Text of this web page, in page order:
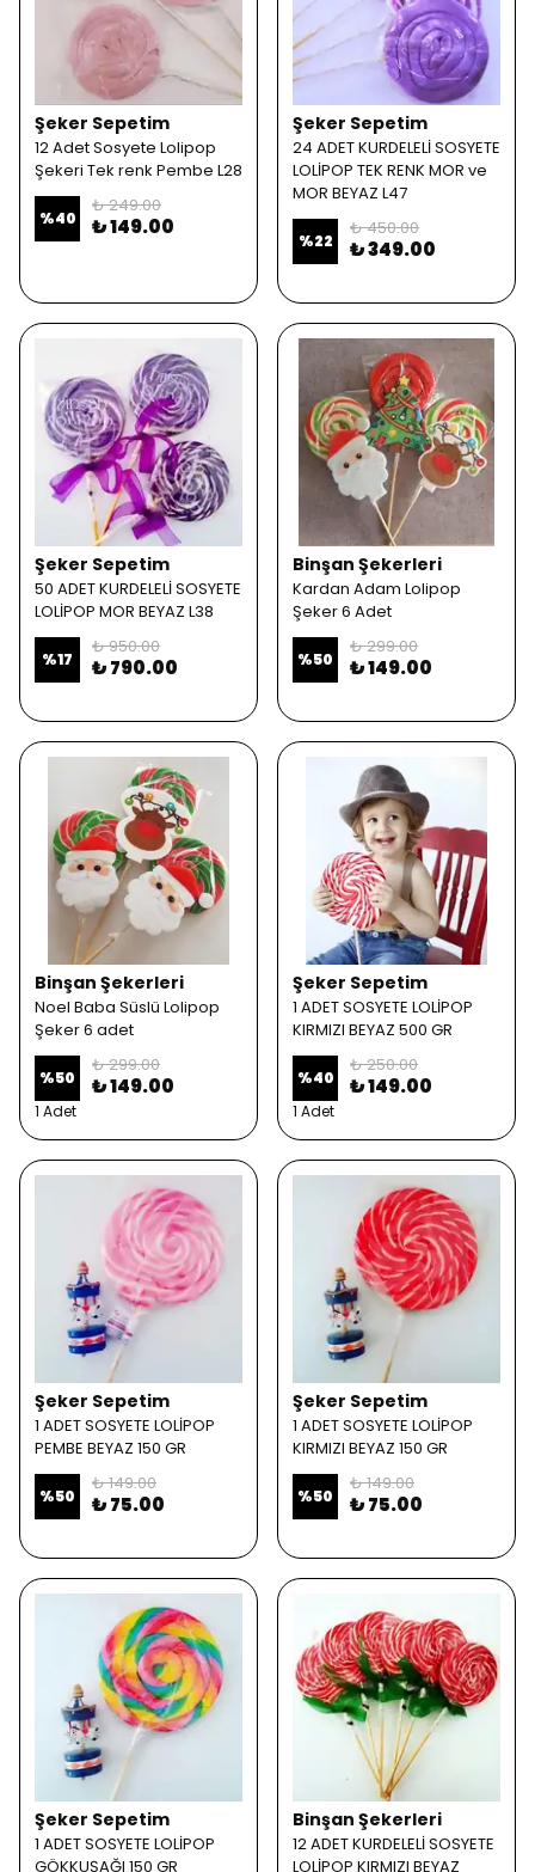
Şeker Sepetim
12 Adet Sosyete Lolipop
Şekeri Tek renk Pembe L28
%40
₺ 249.00
₺ 149.00
Şeker Sepetim
24 ADET KURDELELİ SOSYETE
LOLİPOP TEK RENK MOR ve
MOR BEYAZ L47
%22
₺ 450.00
₺ 349.00
Şeker Sepetim
50 ADET KURDELELİ SOSYETE
LOLİPOP MOR BEYAZ L38
%17
₺ 950.00
₺ 790.00
Binşan Şekerleri
Kardan Adam Lolipop
Şeker 6 Adet
%50
₺ 299.00
₺ 149.00
Binşan Şekerleri
Noel Baba Süslü Lolipop
Şeker 6 adet
%50
₺ 299.00
₺ 149.00
1 Adet
Şeker Sepetim
1 ADET SOSYETE LOLİPOP
KIRMIZI BEYAZ 500 GR
%40
₺ 250.00
₺ 149.00
1 Adet
Şeker Sepetim
1 ADET SOSYETE LOLİPOP
PEMBE BEYAZ 150 GR
%50
₺ 149.00
₺ 75.00
Şeker Sepetim
1 ADET SOSYETE LOLİPOP
KIRMIZI BEYAZ 150 GR
%50
₺ 149.00
₺ 75.00
Şeker Sepetim
1 ADET SOSYETE LOLİPOP
GÖKKUŞAĞI 150 GR
Binşan Şekerleri
12 ADET KURDELELİ SOSYETE
LOLİPOP KIRMIZI BEYAZ